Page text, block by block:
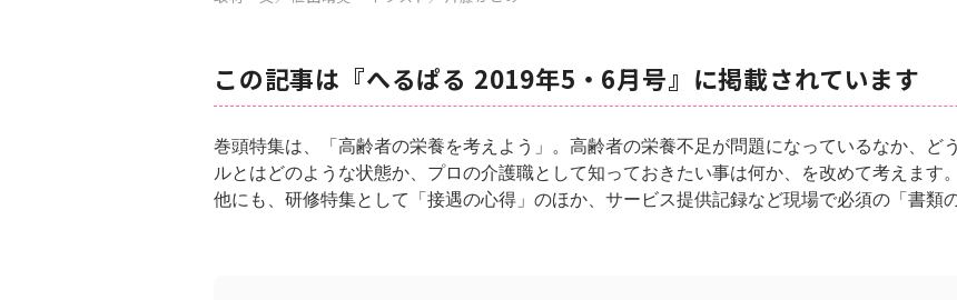
この記事は『へるぱる 2019年5・6月号』に掲載されています
巻頭特集は、「高齢者の栄養を考えよう」。高齢者の栄養不足が問題になっているなか、ど
ルとはどのような状態か、プロの介護職として知っておきたい事は何か、を改めて考えます。
他にも、研修特集として「接遇の心得」のほか、サービス提供記録など現場で必須の「書類